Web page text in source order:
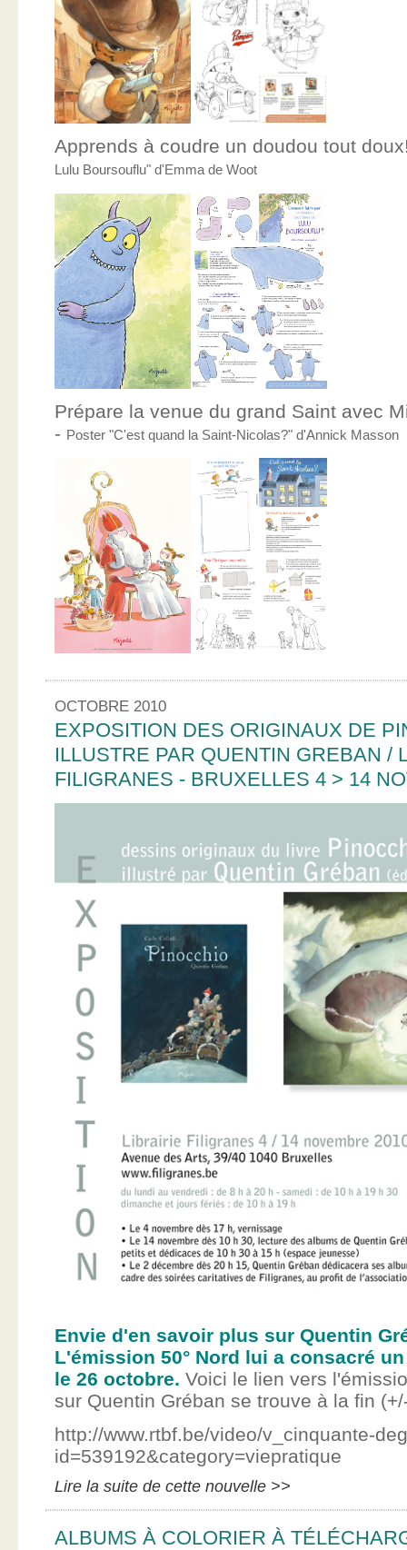
Apprends à coudre un doudou tout
Lulu Boursouflu" d'Emma de Woot
Prépare la venue du grand Saint avec
- Poster "C'est quand la Saint-Nicolas?" d'Annick Masson
OCTOBRE 2010
EXPOSITION DES ORIGINAUX DE
ILLUSTRE PAR QUENTIN GREBAN /
FILIGRANES - BRUXELLES 4 > 14
Envie d'en savoir plus sur Quentin
L'émission 50° Nord lui a consacré
le 26 octobre. Voici le lien vers
sur Quentin Gréban se trouve à la fin
http://www.rtbf.be/video/v_cinquante-
id=539192&category=viepratique
Lire la suite de cette nouvelle >>
ALBUMS À COLORIER À